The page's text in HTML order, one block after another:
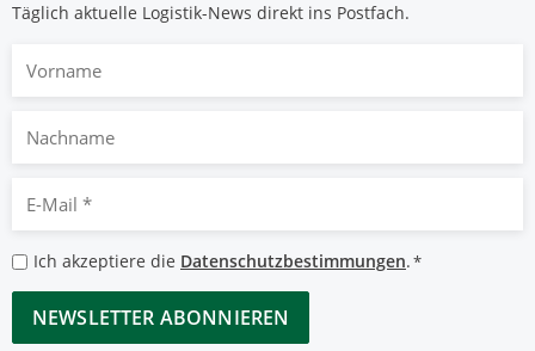
Täglich aktuelle Logistik-News direkt ins Postfach.
Nachname
Mail
*
Datenschutzbestimmungen
*
Ich akzeptiere die Datenschutzbestimmungen.*
CAPTCHA